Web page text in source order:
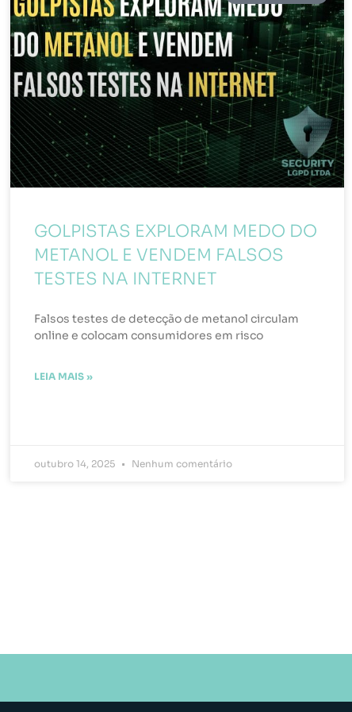
GOLPISTAS EXPLORAM MEDO DO
METANOL E VENDEM FALSOS
TESTES NA INTERNET
Falsos testes de detecção de metanol circulam
online e colocam consumidores em risco
LEIA MAIS »
outubro 14, 2025 Nenhum comentário